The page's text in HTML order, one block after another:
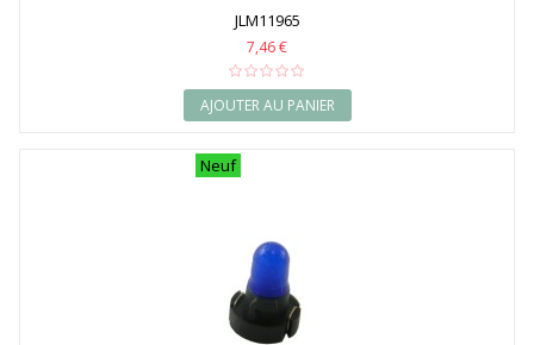
JLM11965
7,46 €
AJOUTER AU PANIER
Neuf